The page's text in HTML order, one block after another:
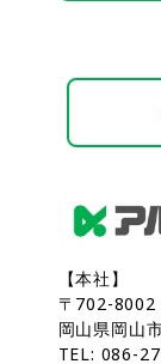
【本社】
〒702-8002
岡山県岡山
TEL: 086-